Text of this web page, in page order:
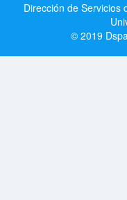
Dirección de Servicios
© 2019